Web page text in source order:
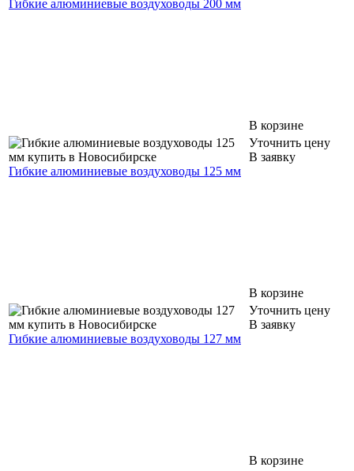
Гибкие алюминиевые воздуховоды 200 мм
В корзине
Гибкие алюминиевые воздуховоды 125 мм
Уточнить цену
В заявку
В корзине
Гибкие алюминиевые воздуховоды 127 мм
Уточнить цену
В заявку
В корзине